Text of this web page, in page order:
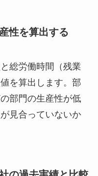
性を算出する
総労働時間（残業
を算出します。部
部門の生産性が低
見合っていないか